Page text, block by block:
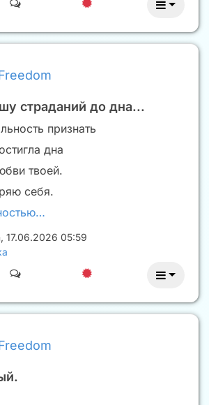
страданий до дна...
признать
дна
твоей.
себя.
, 17.06.2026 05:59